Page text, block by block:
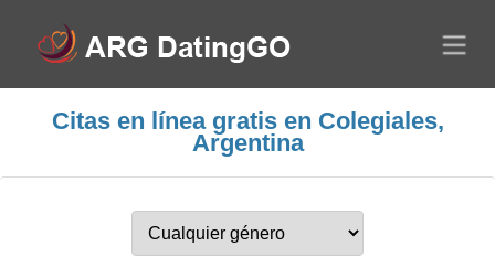
Citas en línea gratis en Colegiales,
Argentina